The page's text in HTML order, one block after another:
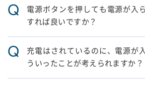
Q
電源ボタンを押しても電源が入
すれば良いですか？
Q
充電はされているのに、電源が
ういったことが考えられますか？